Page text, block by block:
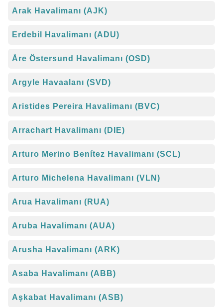
Arak Havalimanı (AJK)
Erdebil Havalimanı (ADU)
Åre Östersund Havalimanı (OSD)
Argyle Havaalanı (SVD)
Aristides Pereira Havalimanı (BVC)
Arrachart Havalimanı (DIE)
Arturo Merino Benítez Havalimanı (SCL)
Arturo Michelena Havalimanı (VLN)
Arua Havalimanı (RUA)
Aruba Havalimanı (AUA)
Arusha Havalimanı (ARK)
Asaba Havalimanı (ABB)
Aşkabat Havalimanı (ASB)